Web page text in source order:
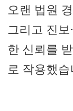
오랜 법원
그리고 진
한 신뢰를
로 작용했